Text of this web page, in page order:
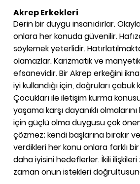
Akrep Erkekleri
Derin bir duygu insanıdırlar.
onlara her konuda güvenilir.
söylemek yeterlidir.
olamazlar. Karizmatik ve
efsanevidir. Bir Akrep erkeğini
iyi kullandığı için, doğruları
Çocukları ile iletişim kurma
yaşama karşı dayanıklı
için güçlü olma duygusu çok
çözmez; kendi başlarına bırakır
verdikleri her konu onlara farklı
daha iyisini hedeflerler. İkili
zaman onun istekleri